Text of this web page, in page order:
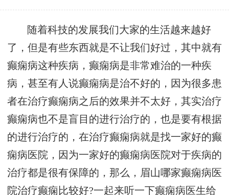
随着科技的发展我们大家的生活越来越好
了，但是有些东西就是不让我们好过，其中就有
癫痫病这种疾病，癫痫病是非常难治的一种疾
病，甚至有人说癫痫病是治不好的，因为很多患
者在治疗癫痫病之后的效果并不太好，其实治疗
癫痫病也不是盲目的进行治疗的，也是要有根据
的进行治疗的，在治疗癫痫病就是找一家好的癫
痫病医院，因为一家好的癫痫病医院对于疾病的
治疗都是很有保障的，那么，眉山哪家癫痫病医
院治疗癫痫比较好?一起来听一下癫痫病医生给